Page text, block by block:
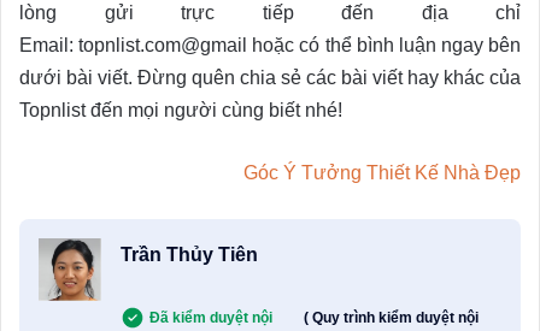
lòng gửi trực tiếp đến địa chỉ
Email: topnlist.com@gmail hoặc có thể bình luận ngay bên
dưới bài viết. Đừng quên chia sẻ các bài viết hay khác của
Topnlist đến mọi người cùng biết nhé!
Góc Ý Tưởng Thiết Kế Nhà Đẹp
Trần Thủy Tiên
Đã kiểm duyệt nội ( Quy trình kiểm duyệt nội